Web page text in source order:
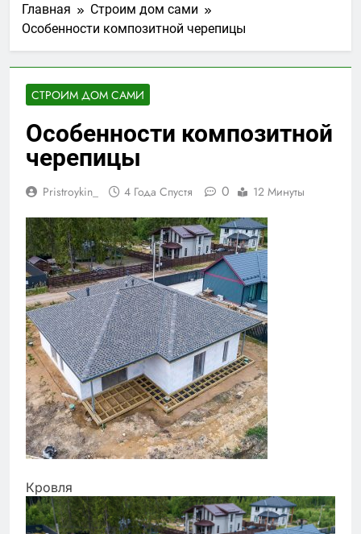
Главная
Строим дом сами
Особенности композитной черепицы
СТРОИМ ДОМ САМИ
Особенности композитной
черепицы
Pristroykin_ 4 Года Спустя 0 12 Минуты
Кровля